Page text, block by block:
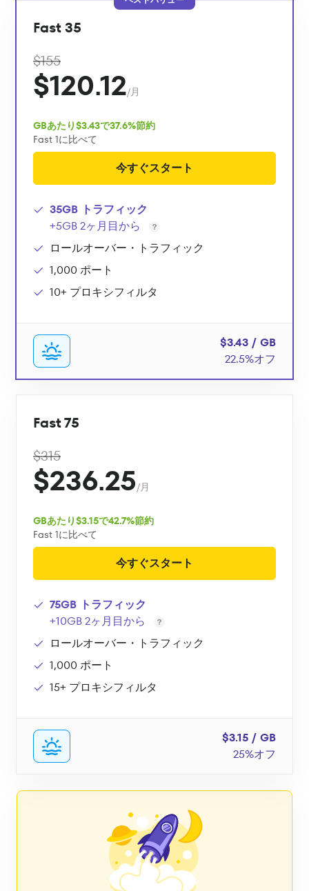
Fast 35
$155
$120.12/月
GBあたり$3.43で37.6%節約
Fast 1に比べて
今すぐスタート
35GB トラフィック
+5GB 2ヶ月目から
ロールオーバー・トラフィック
1,000 ポート
10+ プロキシフィルタ
$3.43 / GB
22.5%オフ
Fast 75
$315
$236.25/月
GBあたり$3.15で42.7%節約
Fast 1に比べて
今すぐスタート
75GB トラフィック
+10GB 2ヶ月目から
ロールオーバー・トラフィック
1,000 ポート
15+ プロキシフィルタ
$3.15 / GB
25%オフ